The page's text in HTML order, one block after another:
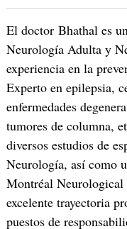
El doctor Bhathal es
Neurología Adulta y
experiencia en la
Experto en epilepsia,
enfermedades
tumores de columna,
diversos estudios de
Neurología, así como
Montréal
excelente trayectoria
puestos de